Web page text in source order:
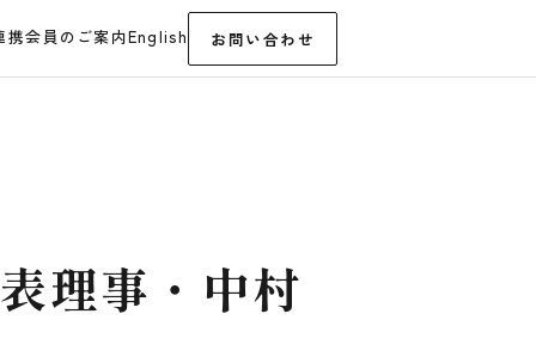
携会員のご案内English お問い合わせ
理事・中村